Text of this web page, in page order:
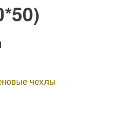
чехлы